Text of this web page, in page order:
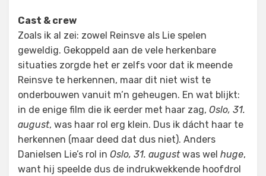
Cast & crew
Zoals ik al zei: zowel Reinsve als Lie spelen
geweldig. Gekoppeld aan de vele herkenbare
situaties zorgde het er zelfs voor dat ik meende
Reinsve te herkennen, maar dit niet wist te
onderbouwen vanuit m’n geheugen. En wat blijkt:
in de enige film die ik eerder met haar zag, Oslo, 31.
august, was haar rol erg klein. Dus ik dácht haar te
herkennen (maar deed dat dus niet). Anders
Danielsen Lie’s rol in Oslo, 31. augustwas wel huge,
want hij speelde dus de indrukwekkende hoofdrol